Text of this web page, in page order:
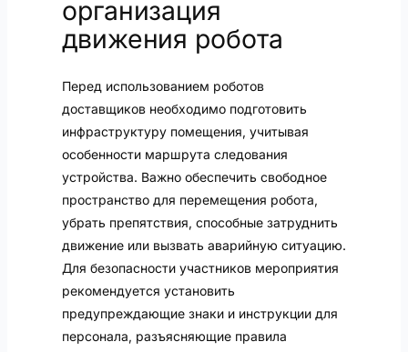
организация
движения робота
Перед использованием роботов
доставщиков необходимо подготовить
инфраструктуру помещения, учитывая
особенности маршрута следования
устройства. Важно обеспечить свободное
пространство для перемещения робота,
убрать препятствия, способные затруднить
движение или вызвать аварийную ситуацию.
Для безопасности участников мероприятия
рекомендуется установить
предупреждающие знаки и инструкции для
персонала, разъясняющие правила